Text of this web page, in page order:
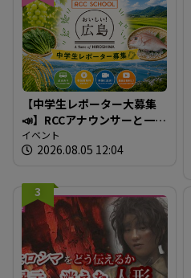
【中学生レポーター大募集
📣】RCCアナウンサーと一緒
に「広島の食」の現場を取
材しよう！
イベント
2026.08.05 12:04
3